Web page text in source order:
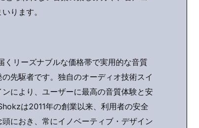
ります。
リーズナブルな価格帯で実用的な音質
先駆者です。独自のオーディオ技術スイ
により、ユーザーに最高の音質体験と安
は2011年の創業以来、利用者の安全
におき、常にイノベーティブ・デザイン